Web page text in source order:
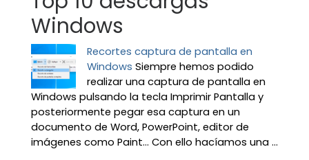
Windows
Recortes captura de pantalla en
Windows Siempre hemos podido
realizar una captura de pantalla en
Windows pulsando la tecla Imprimir Pantalla y
posteriormente pegar esa captura en un
documento de Word, PowerPoint, editor de
imágenes como Paint… Con ello hacíamos una ...